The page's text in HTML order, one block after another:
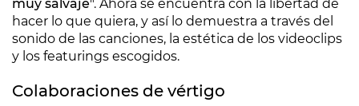
muy salvaje". Ahora se encuentra con la libertad de
hacer lo que quiera, y así lo demuestra a través del
sonido de las canciones, la estética de los videoclips
y los featurings escogidos.
Colaboraciones de vértigo